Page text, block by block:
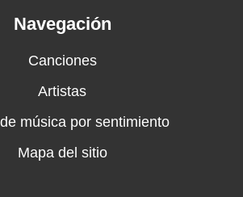
Navegación
Canciones
Artistas
música por sentimiento
Mapa del sitio